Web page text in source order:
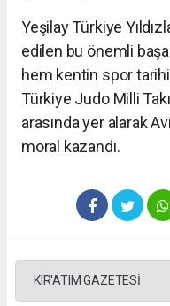
Yeşilay Türkiye
edilen bu önemli
hem kentin spor
Türkiye Judo Milli
arasında yer alarak
moral kazandı.
KIR'ATIM GAZETESİ